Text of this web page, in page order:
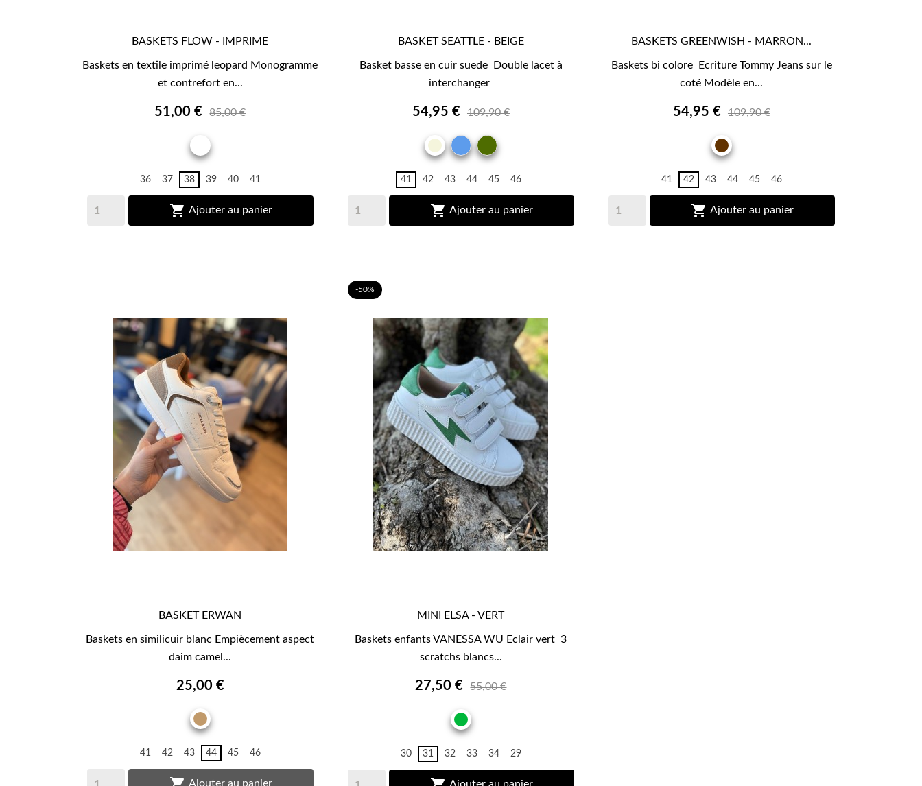
BASKETS FLOW - IMPRIME
Baskets en textile imprimé leopard Monogramme
et contrefort en...
51,00 € 85,00 €
IMPRIME
36 37 38 39 40 41
 Ajouter au panier
BASKET SEATTLE - BEIGE
Basket basse en cuir suede Double lacet à
interchanger
54,95 € 109,90 €
BEIGEBLEUKAKI
41 42 43 44 45 46
 Ajouter au panier
BASKETS GREENWISH - MARRON...
Baskets bi colore Ecriture Tommy Jeans sur le
coté Modèle en...
54,95 € 109,90 €
MARRON
41 42 43 44 45 46
 Ajouter au panier
BASKET ERWAN
Baskets en similicuir blanc Empiècement aspect
daim camel...
25,00 €
CAMEL
41 42 43 44 45 46
Ajouter au panier
-50%
MINI ELSA - VERT
Baskets enfants VANESSA WU Eclair vert 3
scratchs blancs...
27,50 € 55,00 €
VERT
30 31 32 33 34 29